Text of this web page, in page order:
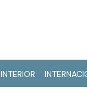
INTERIOR